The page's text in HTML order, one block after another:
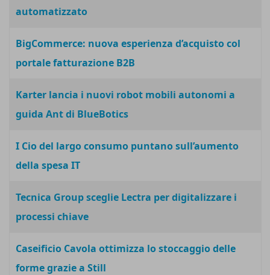
automatizzato
BigCommerce: nuova esperienza d’acquisto col
portale fatturazione B2B
Karter lancia i nuovi robot mobili autonomi a
guida Ant di BlueBotics
I Cio del largo consumo puntano sull’aumento
della spesa IT
Tecnica Group sceglie Lectra per digitalizzare i
processi chiave
Caseificio Cavola ottimizza lo stoccaggio delle
forme grazie a Still